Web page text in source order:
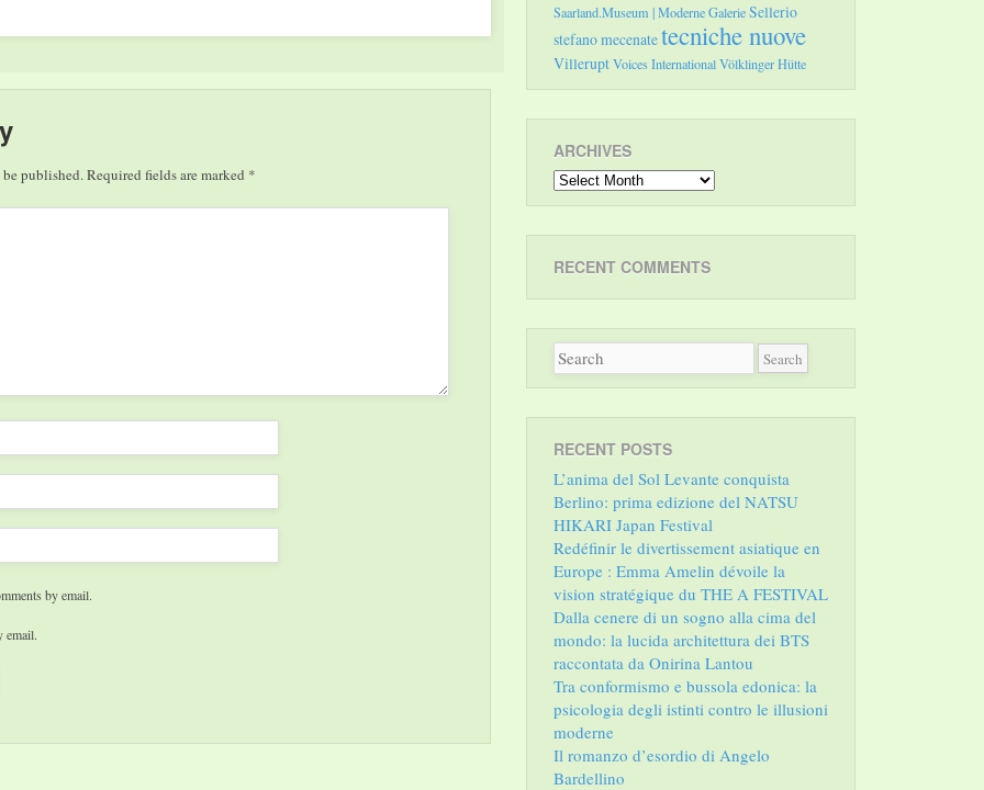
Ein absoluter Hingucker…
Hütte…
published.Required fields are marked *
by email.
email.
Saarland.Museum | Moderne GalerieSellerio
stefano mecenatetecniche nuove
VilleruptVoices InternationalVölklinger Hütte
ARCHIVES
Archives
RECENT COMMENTS
RECENT POSTS
L’anima del Sol Levante conquista
Berlino: prima edizione del NATSU
HIKARI Japan Festival
Redéfinir le divertissement asiatique en
Europe : Emma Amelin dévoile la
vision stratégique du THE A FESTIVAL
Dalla cenere di un sogno alla cima del
mondo: la lucida architettura dei BTS
raccontata da Onirina Lantou
Tra conformismo e bussola edonica: la
psicologia degli istinti contro le illusioni
moderne
Il romanzo d’esordio di Angelo
Bardellino